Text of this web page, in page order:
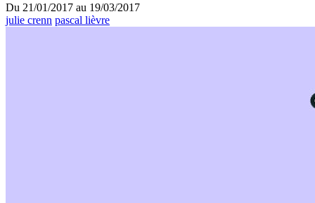
Du 21/01/2017 au 19/03/2017
julie crenn pascal lièvre